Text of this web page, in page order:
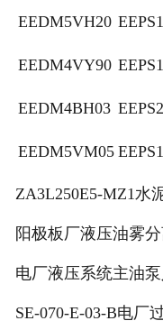
EEDM5VH20
EEDM4VY90
EEDM4BH03
EEDM5VM05
ZA3L250E5-MZ1水
阳极板厂液压油雾
电厂液压系统主油
SE-070-E-03-B电厂